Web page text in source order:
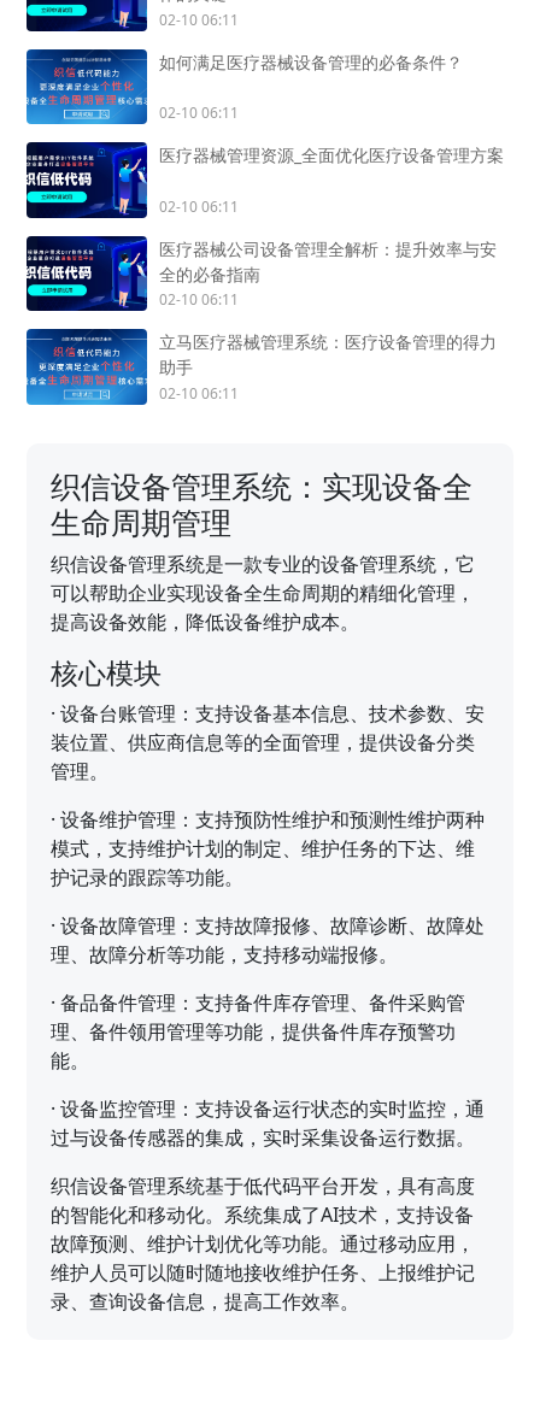
02-10 06:11
如何满足医疗器械设备管理的必备条件？
02-10 06:11
医疗器械管理资源_全面优化医疗设备管理方案
02-10 06:11
医疗器械公司设备管理全解析：提升效率与安
全的必备指南
02-10 06:11
立马医疗器械管理系统：医疗设备管理的得力
助手
02-10 06:11
织信设备管理系统：实现设备全
生命周期管理
织信设备管理系统是一款专业的设备管理系统，它
可以帮助企业实现设备全生命周期的精细化管理，
提高设备效能，降低设备维护成本。
核心模块
·设备台账管理：支持设备基本信息、技术参数、安
装位置、供应商信息等的全面管理，提供设备分类
管理。
·设备维护管理：支持预防性维护和预测性维护两种
模式，支持维护计划的制定、维护任务的下达、维
护记录的跟踪等功能。
·设备故障管理：支持故障报修、故障诊断、故障处
理、故障分析等功能，支持移动端报修。
·备品备件管理：支持备件库存管理、备件采购管
理、备件领用管理等功能，提供备件库存预警功
能。
·设备监控管理：支持设备运行状态的实时监控，通
过与设备传感器的集成，实时采集设备运行数据。
织信设备管理系统基于低代码平台开发，具有高度
的智能化和移动化。系统集成了AI技术，支持设备
故障预测、维护计划优化等功能。通过移动应用，
维护人员可以随时随地接收维护任务、上报维护记
录、查询设备信息，提高工作效率。